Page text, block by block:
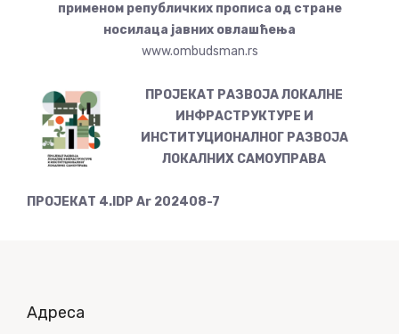
применом републичких прописа од стране
носилаца јавних овлашћења
www.ombudsman.rs
ПРОЈЕКАТ РАЗВОЈА ЛОКАЛНЕ
ИНФРАСТРУКТУРЕ И
ИНСТИТУЦИОНАЛНОГ РАЗВОЈА
ЛОКАЛНИХ САМОУПРАВА
ПРОЈЕКАТ 4.IDP Ar 202408-7
Адреса